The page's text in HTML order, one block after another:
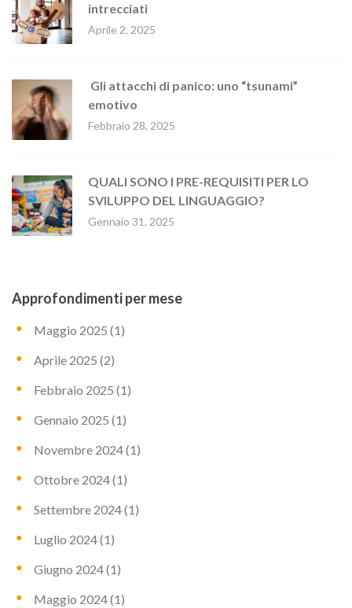
intrecciati
Aprile 2, 2025
Gli attacchi di panico: uno “tsunami”
emotivo
Febbraio 28, 2025
QUALI SONO I PRE-REQUISITI PER LO
SVILUPPO DEL LINGUAGGIO?
Gennaio 31, 2025
Approfondimenti per mese
Maggio 2025 (1)
Aprile 2025 (2)
Febbraio 2025 (1)
Gennaio 2025 (1)
Novembre 2024(1)
Ottobre 2024(1)
Settembre 2024(1)
Luglio 2024(1)
Giugno 2024(1)
Maggio 2024(1)